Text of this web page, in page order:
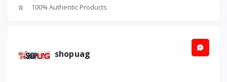
100% Authentic Products
shopuag